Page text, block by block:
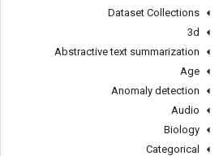
Dataset Collections
3d
Abstractive text summarization
Age
Anomaly detection
Audio
Biology
Categorical